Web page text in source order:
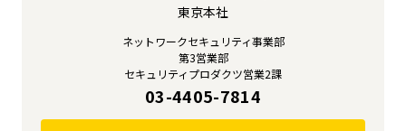
東京本社
ネットワークセキュリティ事業部
第3営業部
セキュリティプロダクツ営業2課
03-4405-7814